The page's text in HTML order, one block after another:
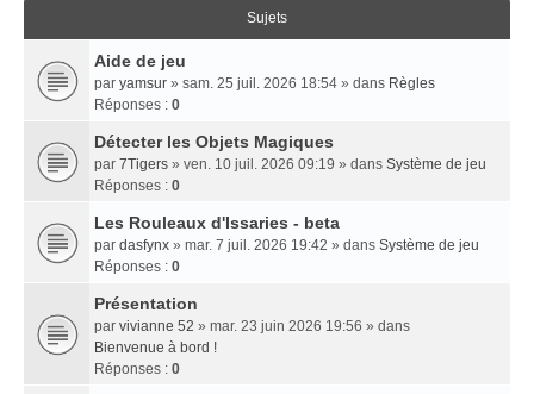
Sujets
Aide de jeu
par yamsur » sam. 25 juil. 2026 18:54 » dans Règles
Réponses : 0
Détecter les Objets Magiques
par 7Tigers » ven. 10 juil. 2026 09:19 » dans Système de jeu
Réponses : 0
Les Rouleaux d'Issaries - beta
par dasfynx » mar. 7 juil. 2026 19:42 » dans Système de jeu
Réponses : 0
Présentation
par vivianne 52 » mar. 23 juin 2026 19:56 » dans
Bienvenue à bord !
Réponses : 0